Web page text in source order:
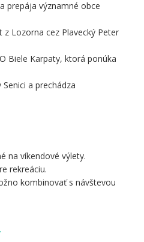
prepája významné obce
z Lozorna cez Plavecký Peter
Biele Karpaty, ktorá ponúka
a prechádza
na víkendové výlety.
rekreáciu.
kombinovať s návštevou